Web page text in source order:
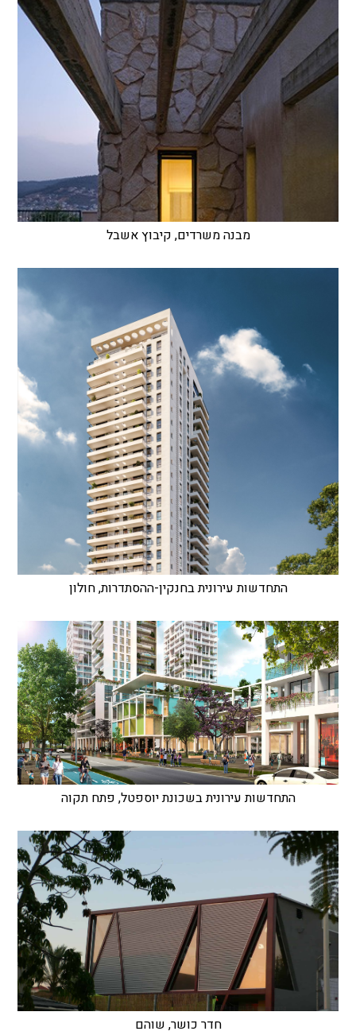
מבנה משרדים, קיבוץ אשבל
התחדשות עירונית בחנקין-ההסתדרות, חולון
התחדשות עירונית בשכונת יוספטל, פתח תקוה
חדר כושר, שוהם